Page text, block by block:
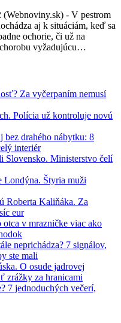
- V pestrom
aj k situáciám, keď sa
ochorie, či už na
vyžadujúcu…
Za vyčerpaním nemusí
Polícia už kontroluje novú
bez drahého nábytku: 8
interiér
Slovensko. Ministerstvo čelí
Londýna. Štyria muži
Roberta Kaliňáka. Za
eur
v mrazničke viac ako
neprichádza? 7 signálov,
ste mali
O osude jadrovej
zrážky za hranicami
7 jednoduchých večerí,